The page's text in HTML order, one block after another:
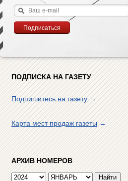
ПОДПИСКА НА ГАЗЕТУ
Подпишитесь на газету→
Карта мест продаж газеты→
АРХИВ НОМЕРОВ